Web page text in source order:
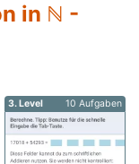
in ℕ -
3. Level 10 Aufgaben